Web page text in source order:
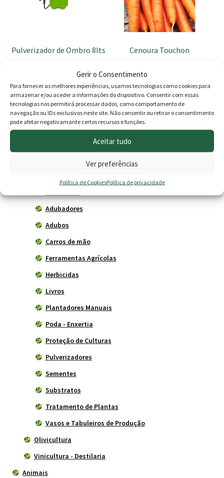
Gerir o Consentimento
Para fornecer as melhores experiências, usamos tecnologias como cookies para
armazenar e/ou aceder a informações do dispositivo. Consentir com essas
tecnologias nos permitirá processar dados, como comportamento de
navegação ou IDs exclusivos neste site. Não consentir ou retirar o consentimento
pode afetar negativamante certos recursos e funções.
Aceitar tudo
Ver preferências
Política de CookiesPolítica de privacidade
Pulverizador de Ombro 8lts
Adicionar
Cenoura Touchon
Adicionar
Adubadores
Adubos
Carros de mão
Ferramentas Agrícolas
Herbicidas
Livros
Plantadores Manuais
Poda - Enxertia
Proteção de Culturas
Pulverizadores
Sementes
Substratos
Tratamento de Plantas
Vasos e Tabuleiros de Produção
Olivicultura
Vinicultura - Destilaria
Animais